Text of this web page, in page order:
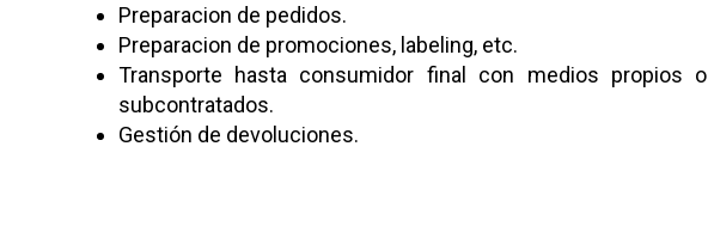
Preparacion de pedidos.
Preparacion de promociones, labeling, etc.
Transporte hasta consumidor final con medios propios o
subcontratados.
Gestión de devoluciones.